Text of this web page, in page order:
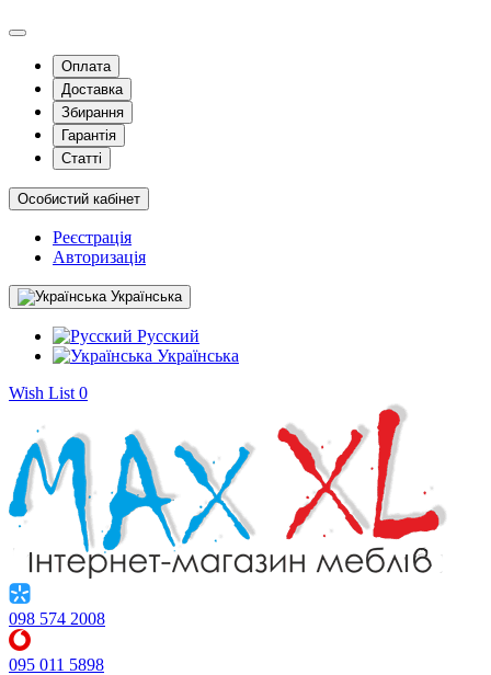
Оплата
Доставка
Збирання
Гарантія
Статті
Особистий кабінет
Реєстрація
Авторизація
Українська
Русский
Українська
Wish List 0
098 574 2008
095 011 5898